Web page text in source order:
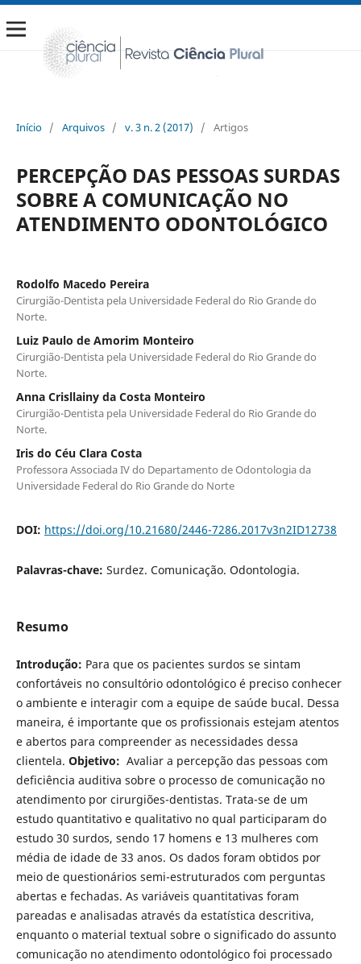
Início / Arquivos / v. 3 n. 2 (2017) / Artigos
PERCEPÇÃO DAS PESSOAS SURDAS
SOBRE A COMUNICAÇÃO NO
ATENDIMENTO ODONTOLÓGICO
Rodolfo Macedo Pereira
Cirurgião-Dentista pela Universidade Federal do Rio Grande do
Norte.
Luiz Paulo de Amorim Monteiro
Cirurgião-Dentista pela Universidade Federal do Rio Grande do
Norte.
Anna Crisllainy da Costa Monteiro
Cirurgião-Dentista pela Universidade Federal do Rio Grande do
Norte.
Iris do Céu Clara Costa
Professora Associada IV do Departamento de Odontologia da
Universidade Federal do Rio Grande do Norte
DOI: https://doi.org/10.21680/2446-7286.2017v3n2ID12738
Palavras-chave: Surdez. Comunicação. Odontologia.
Resumo
Introdução: Para que os pacientes surdos se sintam
confortáveis no consultório odontológico é preciso conhecer
o ambiente e interagir com a equipe de saúde bucal. Dessa
maneira, é importante que os profissionais estejam atentos
e abertos para compreender as necessidades dessa
clientela. Objetivo: Avaliar a percepção das pessoas com
deficiência auditiva sobre o processo de comunicação no
atendimento por cirurgiões-dentistas. Trata-se de um
estudo quantitativo e qualitativo no qual participaram do
estudo 30 surdos, sendo 17 homens e 13 mulheres com
média de idade de 33 anos. Os dados foram obtidos por
meio de questionários semi-estruturados com perguntas
abertas e fechadas. As variáveis quantitativas foram
pareadas e analisadas através da estatística descritiva,
enquanto o material textual sobre o significado do assunto
comunicação no atendimento odontológico foi processado